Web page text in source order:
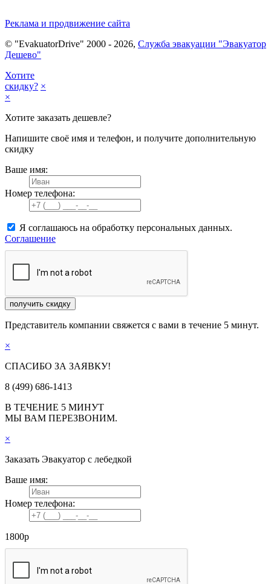
Реклама и продвижение сайта
© "EvakuatorDrive" 2000 - 2026, Служба эвакуации "Эвакуатор
Дешево"
Хотите
скидку? ×
×
Хотите заказать дешевле?
Напишите своё имя и телефон, и получите дополнительную
скидку
Ваше имя:
Номер телефона:
Я соглашаюсь на обработку персональных данных.
Соглашение
получить скидку
Представитель компании свяжется с вами в течение 5 минут.
×
СПАСИБО ЗА ЗАЯВКУ!
8 (499) 686-1413
В ТЕЧЕНИЕ 5 МИНУТ
МЫ ВАМ ПЕРЕЗВОНИМ.
×
Заказать Эвакуатор с лебедкой
Ваше имя:
Номер телефона:
1800р